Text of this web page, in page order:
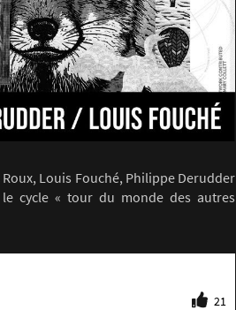
Louis Fouché, Philippe Derudder
cycle « tour du monde des autres
21